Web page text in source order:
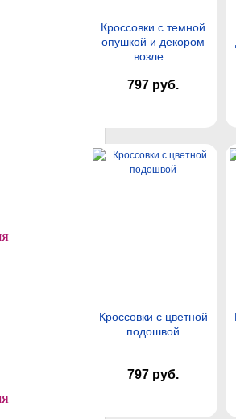
Кроссовки с темной
опушкой и декором
возле...
797 руб.
Кроссовки с цветной
подошвой
797 руб.